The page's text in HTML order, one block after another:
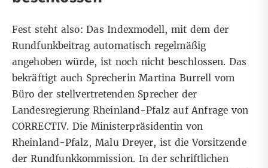
Fest steht also: Das Indexmodell, mit dem der
Rundfunkbeitrag automatisch regelmäßig
angehoben würde, ist noch nicht beschlossen. Das
bekräftigt auch Sprecherin Martina Burrell vom
Büro der stellvertretenden Sprecher der
Landesregierung Rheinland-Pfalz auf Anfrage von
CORRECTIV. Die Ministerpräsidentin von
Rheinland-Pfalz, Malu Dreyer, ist die Vorsitzende
der Rundfunkkommission. In der schriftlichen